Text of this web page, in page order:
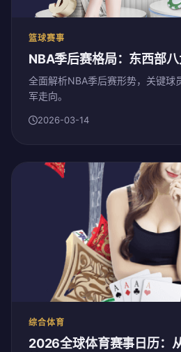
篮球赛事
NBA季后赛格局：东西部
全面解析NBA季后赛形势，关键球
军走向。
2026-03-14
综合体育
2026全球体育赛事日历：